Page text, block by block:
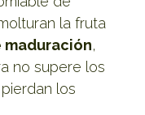
la fruta
,
no supere los
los